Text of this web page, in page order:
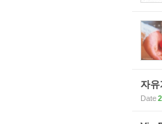
자유
Date